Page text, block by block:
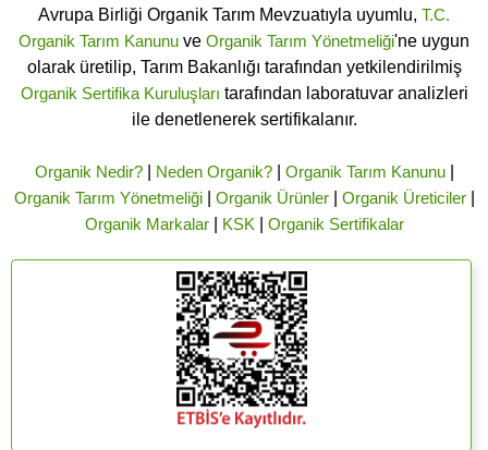
Avrupa Birliği Organik Tarım Mevzuatıyla uyumlu, T.C.
Organik Tarım Kanunu ve Organik Tarım Yönetmeliği'ne uygun
olarak üretilip, Tarım Bakanlığı tarafından yetkilendirilmiş
Organik Sertifika Kuruluşları tarafından laboratuvar analizleri
ile denetlenerek sertifikalanır.
Organik Nedir?| Neden Organik?| Organik Tarım Kanunu|
Organik Tarım Yönetmeliği| Organik Ürünler| Organik Üreticiler|
Organik Markalar| KSK Organik Sertifikalar